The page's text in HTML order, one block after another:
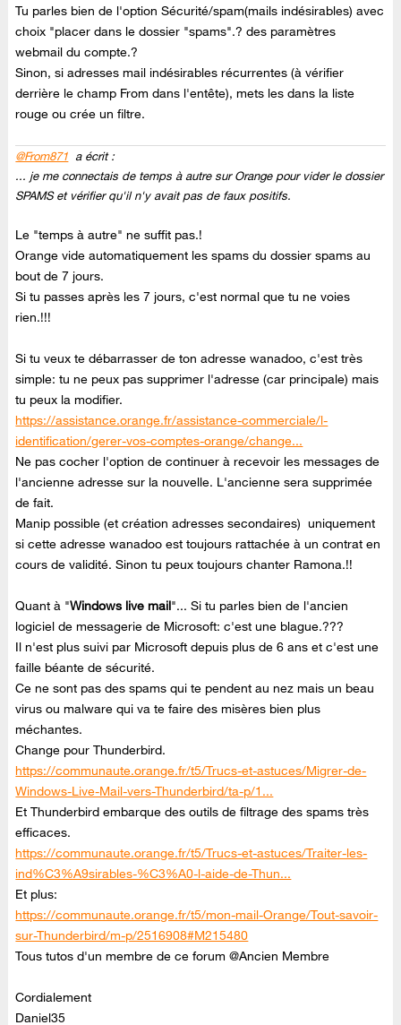
Tu parles bien de l'option Sécurité/spam(mails indésirables) avec
choix "placer dans le dossier "spams".? des paramètres
webmail du compte.?
Sinon, si adresses mail indésirables récurrentes (à vérifier
derrière le champ From dans l'entête), mets les dans la liste
rouge ou crée un filtre.
@From871 a écrit :
... je me connectais de temps à autre sur Orange pour vider le dossier
SPAMS et vérifier qu'il n'y avait pas de faux positifs.
Le "temps à autre" ne suffit pas.!
Orange vide automatiquement les spams du dossier spams au
bout de 7 jours.
Si tu passes après les 7 jours, c'est normal que tu ne voies
rien.!!!
Si tu veux te débarrasser de ton adresse wanadoo, c'est très
simple: tu ne peux pas supprimer l'adresse (car principale) mais
tu peux la modifier.
https://assistance.orange.fr/assistance-commerciale/l-
identification/gerer-vos-comptes-orange/change...
Ne pas cocher l'option de continuer à recevoir les messages de
l'ancienne adresse sur la nouvelle. L'ancienne sera supprimée
de fait.
Manip possible (et création adresses secondaires) uniquement
si cette adresse wanadoo est toujours rattachée à un contrat en
cours de validité. Sinon tu peux toujours chanter Ramona.!!
Quant à "Windows live mail"... Si tu parles bien de l'ancien
logiciel de messagerie de Microsoft: c'est une blague.???
Il n'est plus suivi par Microsoft depuis plus de 6 ans et c'est une
faille béante de sécurité.
Ce ne sont pas des spams qui te pendent au nez mais un beau
virus ou malware qui va te faire des misères bien plus
méchantes.
Change pour Thunderbird.
https://communaute.orange.fr/t5/Trucs-et-astuces/Migrer-de-
Windows-Live-Mail-vers-Thunderbird/ta-p/1...
Et Thunderbird embarque des outils de filtrage des spams très
efficaces.
https://communaute.orange.fr/t5/Trucs-et-astuces/Traiter-les-
ind%C3%A9sirables-%C3%A0-l-aide-de-Thun...
Et plus:
https://communaute.orange.fr/t5/mon-mail-Orange/Tout-savoir-
sur-Thunderbird/m-p/2516908#M215480
Tous tutos d'un membre de ce forum @Ancien Membre
Cordialement
Daniel35